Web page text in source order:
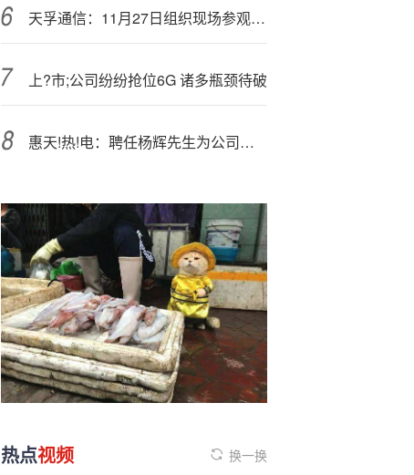
天孚通信：11月27日组织现场参观活动，;广发证券、东吴证券等多家机构参与
上?市;公司纷纷抢位6G 诸多瓶颈待破
惠天!热!电：聘任杨辉先生为公司董事会秘书
热点视频 换一换